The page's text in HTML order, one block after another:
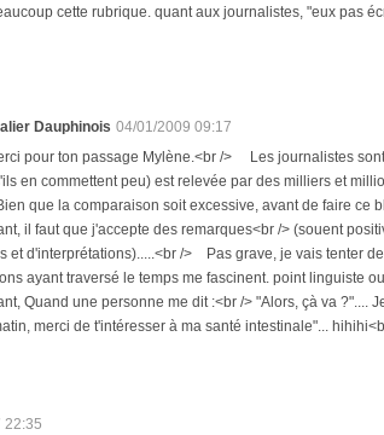
cette rubrique. quant aux journalistes, "eux pas
Dauphinois 04/01/2009 09:17
pour ton passage Mylène.<br /> Les journalistes
en commettent peu) est relevée par des milliers et
que la comparaison soit excessive, avant de faire ce
il faut que j'accepte des remarques<br /> (souent
et d'interprétations).....<br /> Pas grave, je vais tenter
ayant traversé le temps me fascinent. point linguiste
Quand une personne me dit :<br /> "Alors, çà va ?"....
merci de t'intéresser à ma santé intestinale"...
22:35